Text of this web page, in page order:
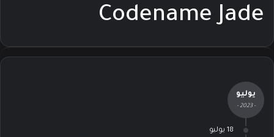
Codename Jade
يوليو
- 2023 -
18 يوليو